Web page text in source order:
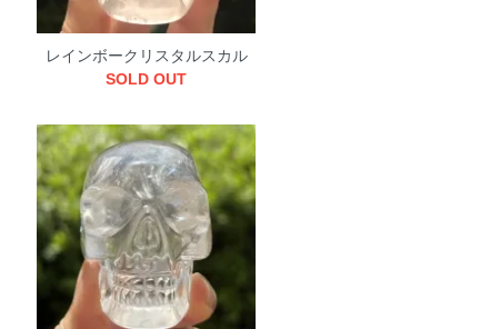
レインボークリスタルスカル
SOLD OUT